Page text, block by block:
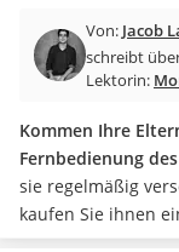
Laser-
Powerline-Adapter
Powerstation mit
Soundbar
17-Zoll-Laptop
Satellitenschüssel
Gaming-Headset
Schnurloses Telefon
Von: Jacob
schreibt
Lektorin:
Kommen Ihre
Fernbedienung
sie regelmäßig
kaufen Sie ihnen
Test- oder